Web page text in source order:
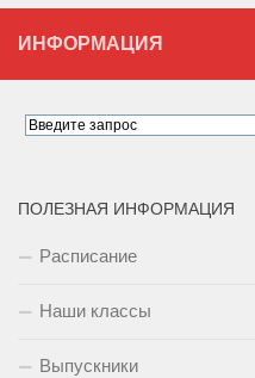
ИНФОРМАЦИЯ
ПОЛЕЗНАЯ ИНФОРМАЦИЯ
Расписание
Наши классы
Выпускники